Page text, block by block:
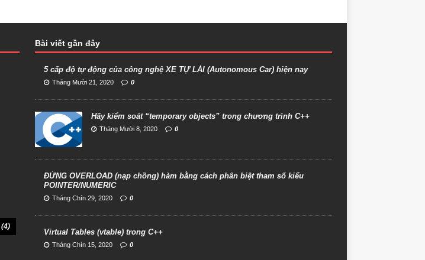
(4)
Bài viết gần đây
5 cấp độ tự động của công nghệ XE TỰ LÁI (Autonomous Car) hiện nay
Tháng Mười 21, 2020 0
Hãy kiểm soát “temporary objects” trong chương trình C++
Tháng Mười 8, 2020 0
ĐỪNG OVERLOAD (nạp chồng) hàm bằng cách phân biệt tham số kiểu
POINTER/NUMERIC
Tháng Chín 29, 2020 0
Virtual Tables (vtable) trong C++
Tháng Chín 15, 2020 0